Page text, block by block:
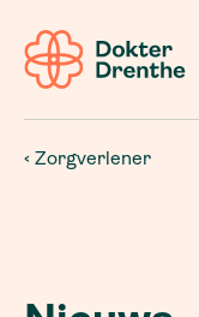
Zorgverlener